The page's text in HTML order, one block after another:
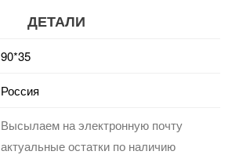
ДЕТАЛИ
90*35
Россия
Высылаем на электронную почту
актуальные остатки по наличию